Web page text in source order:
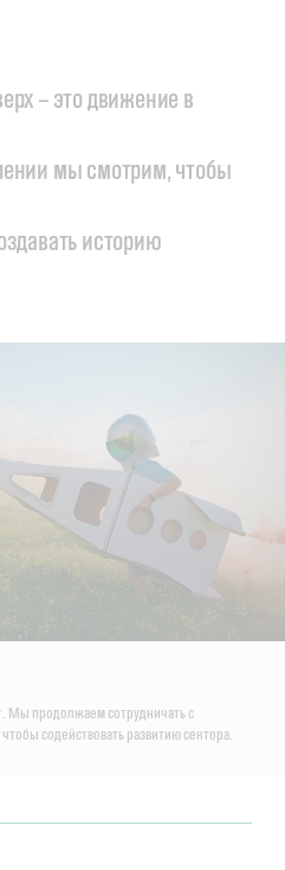
– это движение в
мы смотрим, чтобы
историю
Мы продолжаем сотрудничать с
содействовать развитию сектора.